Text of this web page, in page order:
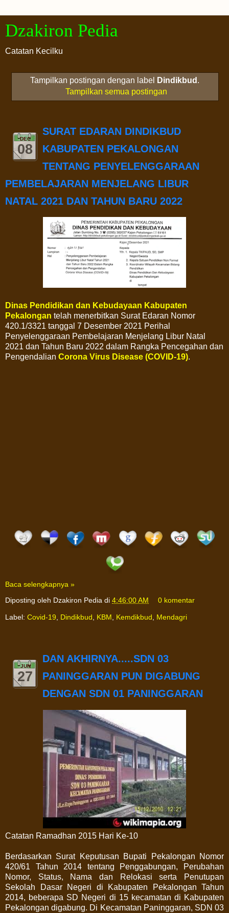
Dzakiron Pedia
Catatan Kecilku
Tampilkan postingan dengan label Dindikbud .
Tampilkan semua postingan
DEC
08
SURAT EDARAN DINDIKBUD
KABUPATEN PEKALONGAN
TENTANG PENYELENGGARAAN
PEMBELAJARAN MENJELANG LIBUR
NATAL 2021 DAN TAHUN BARU 2022
Dinas Pendidikan dan Kebudayaan Kabupaten
Pekalongan telah menerbitkan Surat Edaran Nomor
420.1/3321 tanggal 7 Desember 2021 Perihal
Penyelenggaraan Pembelajaran Menjelang Libur Natal
2021 dan Tahun Baru 2022 dalam Rangka Pencegahan dan
Pengendalian Corona Virus Disease (COVID-19).
Baca selengkapnya »
Diposting oleh Dzakiron Pedia di 4:46:00 AM 0 komentar
Label: Covid-19, Dindikbud, KBM, Kemdikbud, Mendagri
JUN
27
DAN AKHIRNYA.....SDN 03
PANINGGARAN PUN DIGABUNG
DENGAN SDN 01 PANINGGARAN
Catatan Ramadhan 2015 Hari Ke-10
Berdasarkan Surat Keputusan Bupati Pekalongan Nomor
420/61 Tahun 2014 tentang Penggabungan, Perubahan
Nomor, Status, Nama dan Relokasi serta Penutupan
Sekolah Dasar Negeri di Kabupaten Pekalongan Tahun
2014, beberapa SD Negeri di 15 kecamatan di Kabupaten
Pekalongan digabung. Di Kecamatan Paninggaran, SDN 03